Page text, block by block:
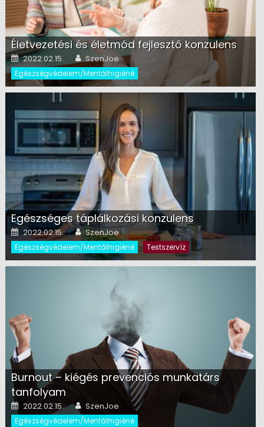
Életvezetési és életmód fejlesztő konzulens
Posted on
2022.02.15. Author
SzenJoe
Egészségvédelem/Mentálhigiéné
Egészséges táplálkozási konzulens
Posted on
2022.02.15. Author
SzenJoe
Egészségvédelem/Mentálhigiéné Testszervíz
Burnout – kiégés prevenciós munkatárs
tanfolyam
Posted on
2022.02.15. Author
SzenJoe
Egészségvédelem/Mentálhigiéné